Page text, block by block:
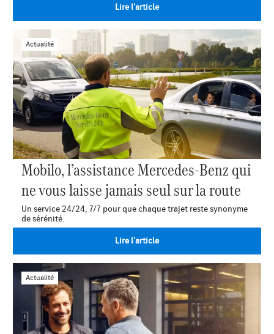
Lire l'article
Mobilo, l’assistance Mercedes-Benz qui
ne vous laisse jamais seul sur la route
Un service 24/24, 7/7 pour que chaque trajet reste synonyme
de sérénité.
Lire l'article
Actualité
Actualité